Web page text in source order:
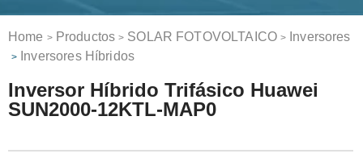
Home > Productos > SOLAR FOTOVOLTAICO > Inversores
> Inversores Híbridos
Inversor Híbrido Trifásico Huawei
SUN2000-12KTL-MAP0